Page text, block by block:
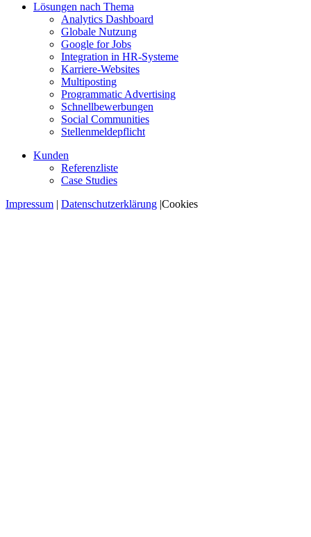
Lösungen nach Thema
Analytics Dashboard
Globale Nutzung
Google for Jobs
Integration in HR-Systeme
Karriere-Websites
Multiposting
Programmatic Advertising
Schnellbewerbungen
Social Communities
Stellenmeldepflicht
Kunden
Referenzliste
Case Studies
Impressum | Datenschutzerklärung |Cookies